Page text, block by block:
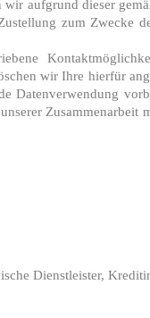
aufgrund dieser
zum Zwecke
wir Ihre hierfür
Datenverwendung
Zusammenarbeit
Dienstleister,